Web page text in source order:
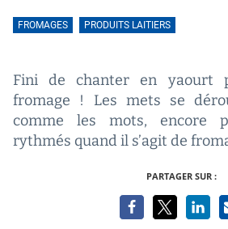
FROMAGES PRODUITS LAITIERS
Fini de chanter en yaourt
fromage ! Les mets se
comme les mots, encore
rythmés quand il s’agit de
PARTAGER SUR :